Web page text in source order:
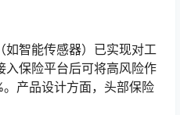
如智能传感器）已实现对工
入保险平台后可将高风险作
产品设计方面，头部保险